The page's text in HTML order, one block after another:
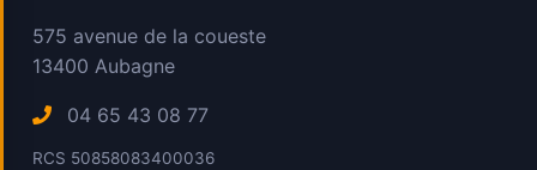
575 avenue de la coueste
13400 Aubagne
04 65 43 08 77
RCS 50858083400036